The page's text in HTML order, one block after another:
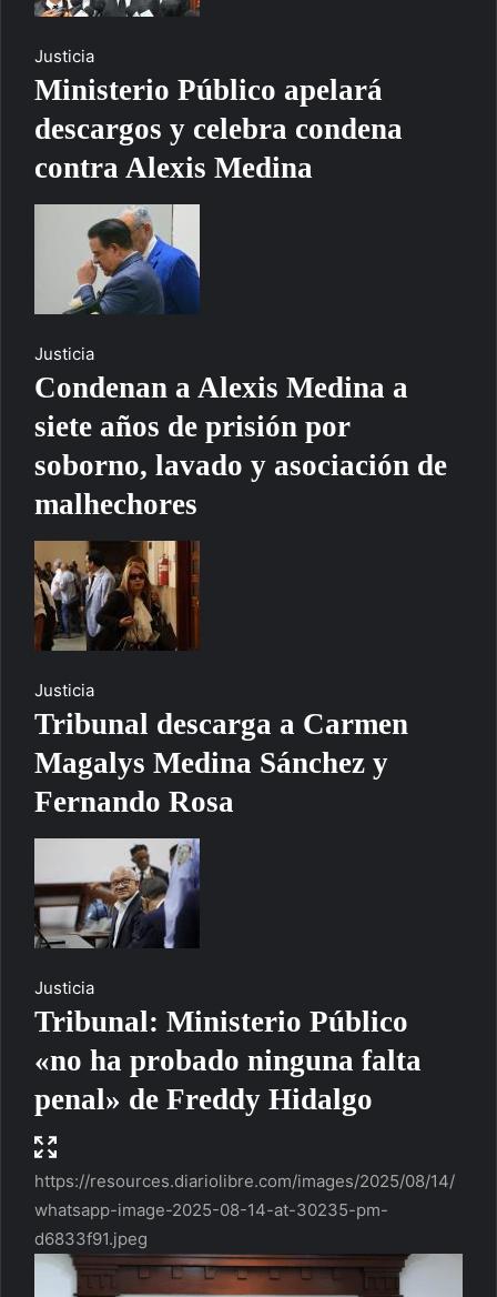
Justicia
Ministerio Público apelará
descargos y celebra condena
contra Alexis Medina
Justicia
Condenan a Alexis Medina a
siete años de prisión por
soborno, lavado y asociación de
malhechores
Justicia
Tribunal descarga a Carmen
Magalys Medina Sánchez y
Fernando Rosa
Justicia
Tribunal: Ministerio Público
«no ha probado ninguna falta
penal» de Freddy Hidalgo
https://resources.diariolibre.com/images/2025/08/14/
whatsapp-image-2025-08-14-at-30235-pm-
d6833f91.jpeg